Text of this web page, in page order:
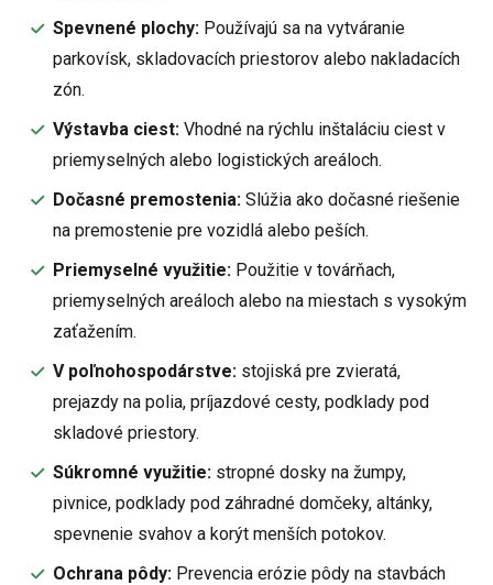
Spevnené plochy: Používajú sa na vytváranie
parkovísk, skladovacích priestorov alebo nakladacích
zón.
Výstavba ciest: Vhodné na rýchlu inštaláciu ciest v
priemyselných alebo logistických areáloch.
Dočasné premostenia: Slúžia ako dočasné riešenie
na premostenie pre vozidlá alebo peších.
Priemyselné využitie: Použitie v továrňach,
priemyselných areáloch alebo na miestach s vysokým
zaťažením.
V poľnohospodárstve: stojiská pre zvieratá,
prejazdy na polia, príjazdové cesty, podklady pod
skladové priestory.
Súkromné využitie: stropné dosky na žumpy,
pivnice, podklady pod záhradné domčeky, altánky,
spevnenie svahov a korýt menších potokov.
Ochrana pôdy: Prevencia erózie pôdy na stavbách